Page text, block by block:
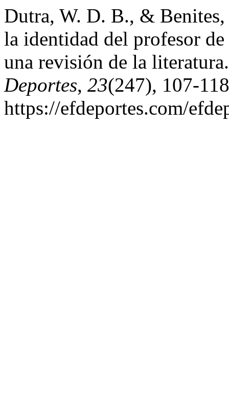
Dutra, W. D. B., &
la identidad del profesor
una revisión de la
Deportes, 23(247), 107-
https://efdeportes.com/